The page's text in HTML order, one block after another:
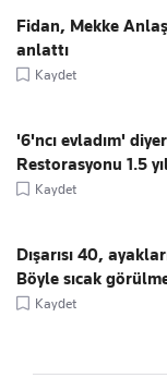
Fidan, Mekke
anlattı
Kaydet
'6'ncı evladım'
Restorasyonu 1.5
Kaydet
Dışarısı 40,
Böyle sıcak
Kaydet